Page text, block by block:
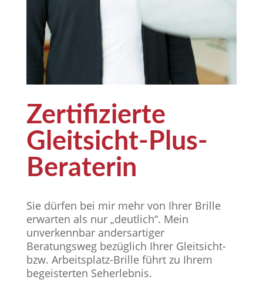
Zertifizierte
Gleitsicht-Plus-
Beraterin
Sie dürfen bei mir mehr von Ihrer Brille
erwarten als nur „deutlich“. Mein
unverkennbar andersartiger
Beratungsweg bezüglich Ihrer Gleitsicht-
bzw. Arbeitsplatz-Brille führt zu Ihrem
begeisterten Seherlebnis.